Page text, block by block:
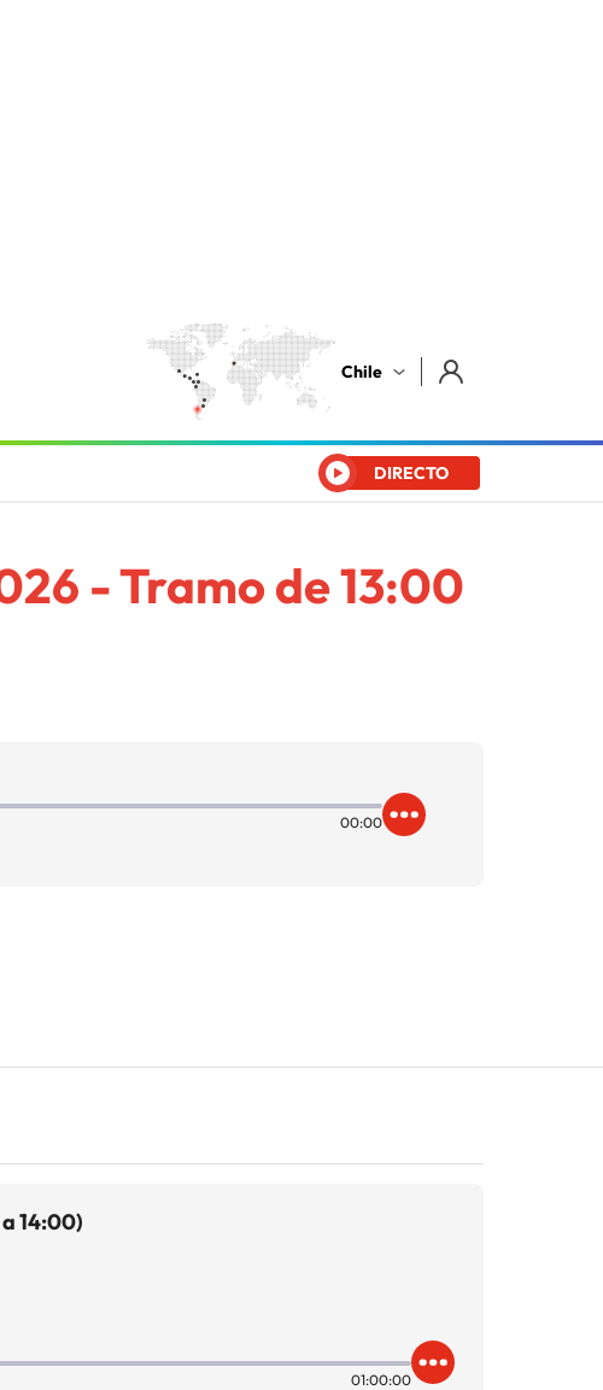
Chile
DIRECTO
- Tramo de 13:00
00:00
14:00)
01:00:00